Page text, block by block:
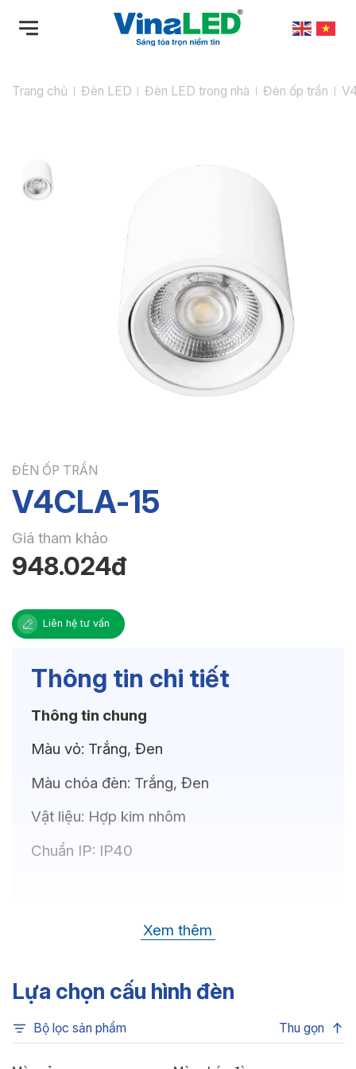
qua
dungTrang chủ Đèn LED Đèn LED trong nhà Đèn ốp trần
ĐÈN ỐP TRẦN
V4CLA-15
Giá tham khảo
948.024đ
Liên hệ tư vấn
Thông tin chi tiết
Thông tin chung
Màu vỏ: Trắng, Đen
Màu chóa đèn: Trắng, Đen
Vật liệu: Hợp kim nhôm
Chuẩn IP: IP40
OSRAM(GERMANY)
Nhiệt độ màu:6500K, 4000K, 3500K,
3000K
Chỉ số hoàn màu:
Xem thêm
Lựa chọn cấu hình đèn
Bộ lọc sản phẩm Thu gọn